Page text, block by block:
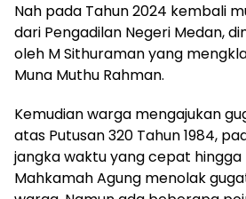
Nah pada Tahun 2024 kembali
dari Pengadilan Negeri Medan,
oleh M Sithuraman yang
Muna Muthu Rahman.
Kemudian warga mengajukan
atas Putusan 320 Tahun 1984,
jangka waktu yang cepat hingga
Mahkamah Agung menolak